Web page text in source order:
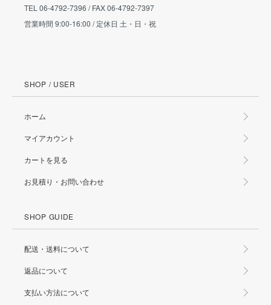
TEL 06-4792-7396 / FAX 06-4792-7397
営業時間 9:00-16:00 / 定休日 土・日・祝
SHOP / USER
ホーム
マイアカウント
カートを見る
お見積り・お問い合わせ
SHOP GUIDE
配送・送料について
返品について
支払い方法について